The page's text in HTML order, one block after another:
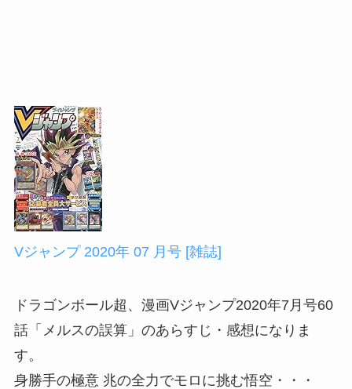
Vジャンプ 2020年 07 月号 [雑誌]
ドラゴンボール超、漫画Vジャンプ2020年7月号60
話「メルスの誤算」のあらすじ・感想になりま
す。
身勝手の極意 兆の全力でモロに挑む悟空・・・